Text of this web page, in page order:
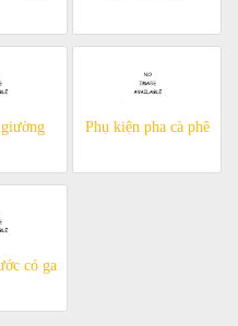
Phụ kiện pha cà phê
có ga